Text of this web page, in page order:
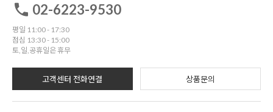
02-6223-9530
평일 11:00 - 17:30
점심 13:30 - 15:00
토,일,공휴일은 휴무
고객센터 전화연결 상품문의